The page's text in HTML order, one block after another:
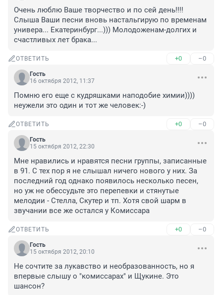
Очень люблю Ваше творчество и по сей день!!!!
Слыша Ваши песни вновь настальгирую по временам
универа... Екатеринбург...))) Молодоженам-долгих и
счастливых лет брака...
ОТВЕТИТЬ +0 –0
Гость
16 октября 2012, 11:37
Помню его еще с кудряшками наподобие химии))))
неужели это один и тот же человек:-)
ОТВЕТИТЬ +0 –0
Гость
15 октября 2012, 22:30
Мне нравились и нравятся песни группы, записанные
в 91. С тех пор я не слышал ничего нового у них. За
последний год однако появилось несколько песен,
но уж не обессудьте это перепевки и стянутые
мелодии - Стелла, Скутер и тп. Хотя свой шарм в
звучании все же остался у Комиссара
ОТВЕТИТЬ +0 –0
Гость
15 октября 2012, 20:10
Не сочтите за лукавство и необразованность, но я
впервые слышу о "комиссарах" и Щукине. Это
шансон?